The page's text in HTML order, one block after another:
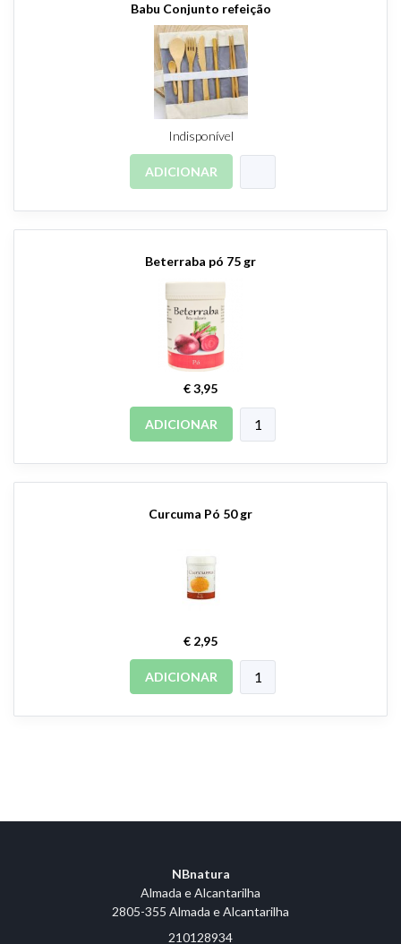
Babu Conjunto refeição
Indisponível
ADICIONAR
Beterraba pó 75 gr
€ 3,95
ADICIONAR
Curcuma Pó 50 gr
€ 2,95
ADICIONAR
NBnatura
Almada e Alcantarilha
2805-355 Almada e Alcantarilha
210128934